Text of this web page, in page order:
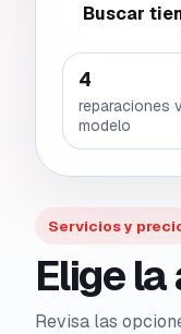
Buscar
4
reparaciones
modelo
Servicios y
Elige
Revisa las